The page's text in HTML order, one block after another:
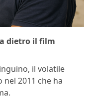
dietro il film
il volatile
2011 che ha